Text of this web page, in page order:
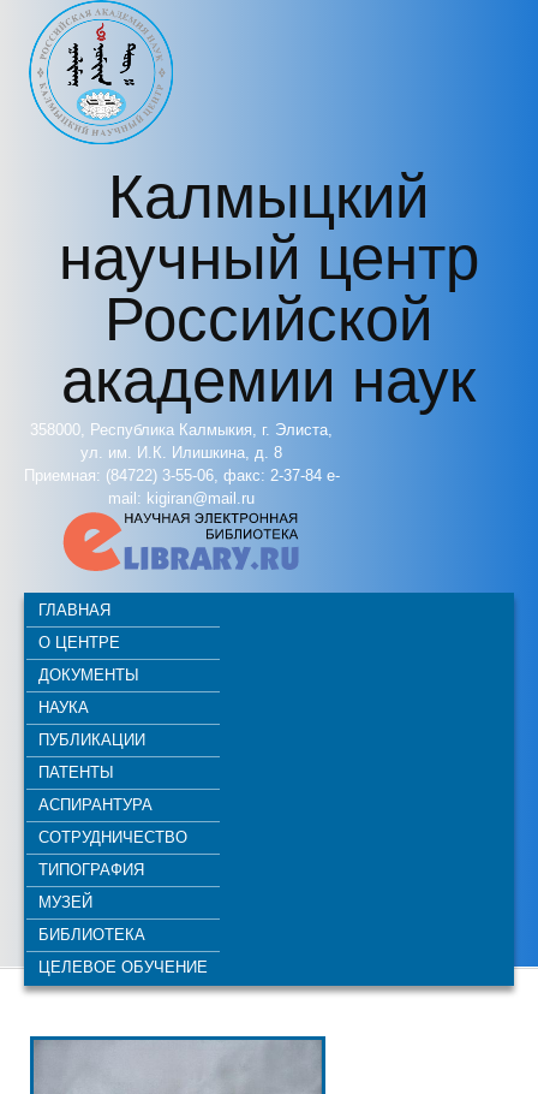
Перейти к основному содержанию
Калмыцкий
научный центр
Российской
академии наук
358000, Республика Калмыкия, г. Элиста,
ул. им. И.К. Илишкина, д. 8
Приемная: (84722) 3-55-06, факс: 2-37-84 e-
mail: kigiran@mail.ru
ГЛАВНАЯ
О ЦЕНТРЕ
ДОКУМЕНТЫ
НАУКА
ПУБЛИКАЦИИ
ПАТЕНТЫ
АСПИРАНТУРА
СОТРУДНИЧЕСТВО
ТИПОГРАФИЯ
МУЗЕЙ
БИБЛИОТЕКА
ЦЕЛЕВОЕ ОБУЧЕНИЕ